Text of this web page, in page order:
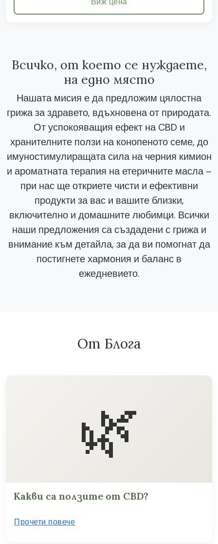
Всичко, от което се нуждаете,
на едно място
Нашата мисия е да предложим цялостна
грижа за здравето, вдъхновена от природата.
От успокояващия ефект на CBD и
хранителните ползи на конопеното семе, до
имуностимулиращата сила на черния кимион
и ароматната терапия на етеричните масла –
при нас ще откриете чисти и ефективни
продукти за вас и вашите близки,
включително и домашните любимци. Всички
наши предложения са създадени с грижа и
внимание към детайла, за да ви помогнат да
постигнете хармония и баланс в
ежедневието.
От Блога
🌿
Какви са ползите от CBD?
Прочети повече